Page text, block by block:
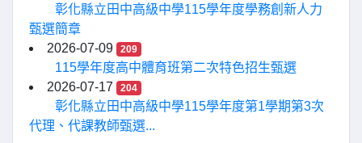
彰化縣立田中高級中學115學年度學務創新人力
甄選簡章
2026-07-09
209
115學年度高中體育班第二次特色招生甄選
2026-07-17
204
彰化縣立田中高級中學115學年度第1學期第3次
代理、代課教師甄選...